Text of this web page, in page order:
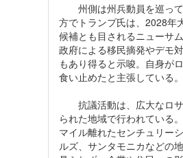
州側は州兵動員を巡って
方でトランプ氏は、2028年
候補とも目されるニューサ
政府による移民摘発やデモ
もあり得ると示唆。自身が
食い止めたと主張している。
抗議活動は、広大なロサ
られた地域で行われている
マイル離れたセンチュリー
ルズ、サンタモニカなどの